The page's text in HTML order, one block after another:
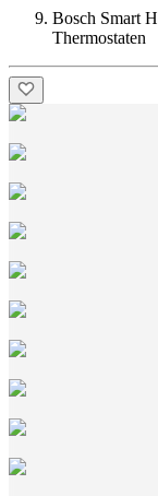
Bosch Smart
Thermostaten